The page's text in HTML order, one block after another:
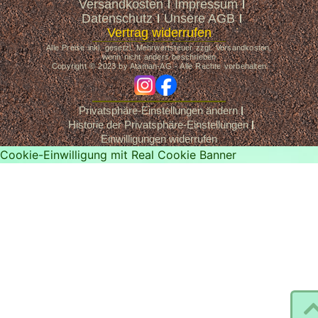
Versandkosten
Impressum
Datenschutz
Unsere AGB
Vertrag widerrufen
Alle Preise inkl. gesetzl. Mehrwertsteuer zzgl. Versandkosten,
wenn nicht anders beschrieben
Copyright © 2023 by Ataman-AG - Alle Rechte vorbehalten
igfb
Privatsphäre-Einstellungen ändern
Historie der Privatsphäre-Einstellungen
Einwilligungen widerrufen
Cookie-Einwilligung mit Real Cookie Banner